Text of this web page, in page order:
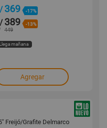
369 -17%
389 -13%
449
Llega mañana
Agregar
Freijó/Grafite Delmarco